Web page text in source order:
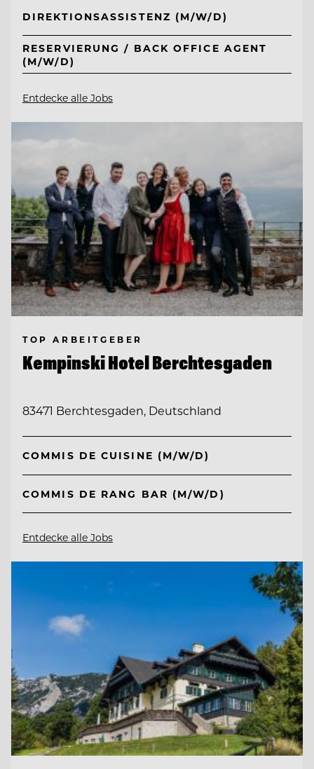
DIREKTIONSASSISTENZ (M/W/D)
RESERVIERUNG / BACK OFFICE AGENT
(M/W/D)
Entdecke alle Jobs
TOP ARBEITGEBER
Kempinski Hotel Berchtesgaden
83471 Berchtesgaden, Deutschland
COMMIS DE CUISINE (M/W/D)
COMMIS DE RANG BAR (M/W/D)
Entdecke alle Jobs